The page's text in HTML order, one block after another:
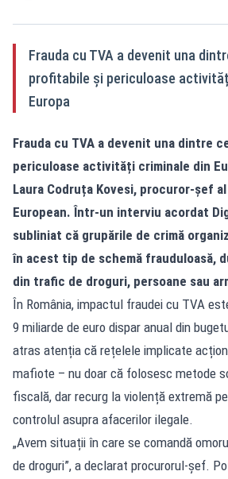
Frauda cu TVA a devenit una
profitabile și periculoase
Europa
Frauda cu TVA a devenit una dintre
periculoase activități criminale din
Laura Codruța Kovesi, procuror-șef
European. Într-un interviu acordat
subliniat că grupările de crimă
în acest tip de schemă frauduloasă,
din trafic de droguri, persoane sau
În România, impactul fraudei cu TVA
9 miliarde de euro dispar anual din
atras atenția că rețelele implicate
mafiote – nu doar că folosesc metode
fiscală, dar recurg la violență extremă
controlul asupra afacerilor ilegale.
„Avem situații în care se comandă
de droguri”, a declarat procurorul-șef.